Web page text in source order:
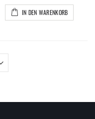
IN DEN WARENKORB